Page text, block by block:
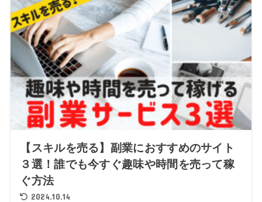
【スキルを売る】副業におすすめのサイト
３選！誰でも今すぐ趣味や時間を売って稼
ぐ方法
2024.10.14